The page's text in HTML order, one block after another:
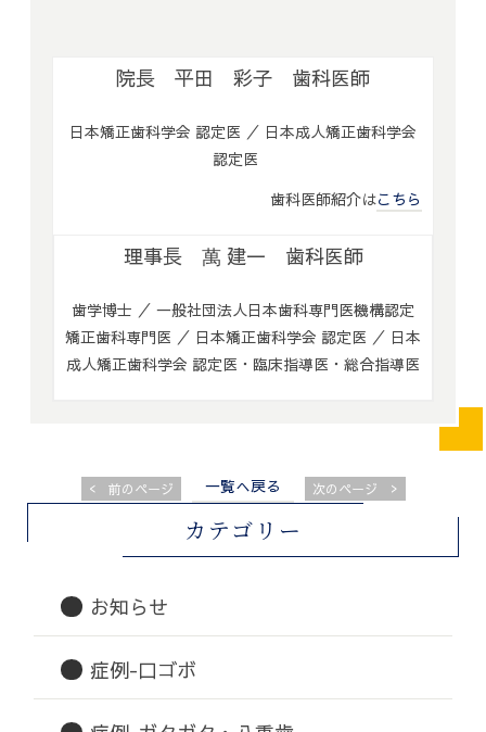
カテゴリー
お知らせ
症例-口ゴボ
院長 平田 彩子 歯科医師
日本矯正歯科学会 認定医 ／ 日本成人矯正歯科学会
認定医
歯科医師紹介はこちら
理事長 萬 建一 歯科医師
歯学博士 ／ 一般社団法人日本歯科専門医機構認定
矯正歯科専門医 ／ 日本矯正歯科学会 認定医 ／ 日本
成人矯正歯科学会 認定医・臨床指導医・総合指導医
<前のページ 一覧へ戻る 次のページ >